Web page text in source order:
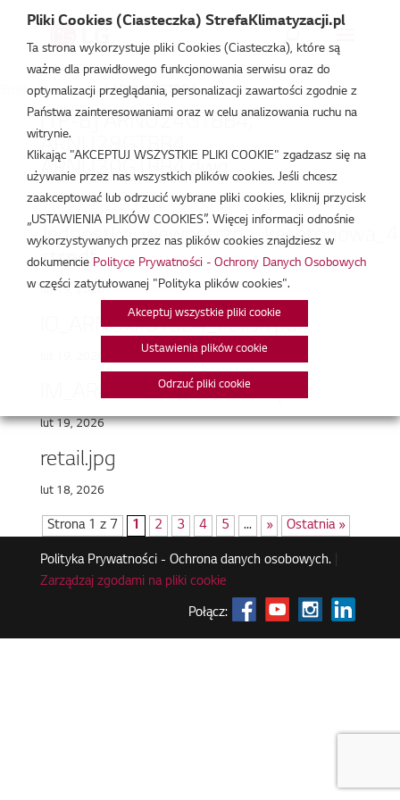
Strefa Klimatyzacji /ARNU28GTBB4
[TP-B] ARNU24GTBB4,
ARNU28GTBB4,
ARNU30GTBB4.dwg
lut 19, 2026
str.pdf
lut 19, 2026
IO_ARNUxxGTBB4_Polish.pdf
IM_ARNUxxGTBB4_Polish.pdf
lut 19, 2026
retail.jpg
lut 18, 2026
Strona 1 z 7 1 2 3 4 5 ... » Ostatnia »
Polityka Prywatności - Ochrona danych osobowych.|
Zarządzaj zgodami na pliki cookie
Połącz:
Pliki Cookies (Ciasteczka) StrefaKlimatyzacji.pl
Ta strona wykorzystuje pliki Cookies (Ciasteczka), które są
ważne dla prawidłowego funkcjonowania serwisu oraz do
optymalizacji przeglądania, personalizacji zawartości zgodnie z
Państwa zainteresowaniami oraz w celu analizowania ruchu na
witrynie.
Klikając "AKCEPTUJ WSZYSTKIE PLIKI COOKIE" zgadzasz się na
używanie przez nas wszystkich plików cookies. Jeśli chcesz
zaakceptować lub odrzucić wybrane pliki cookies, kliknij przycisk
„USTAWIENIA PLIKÓW COOKIES”. Więcej informacji odnośnie
wykorzystywanych przez nas plików cookies znajdziesz w
dokumencie Polityce Prywatności - Ochrony Danych Osobowych
w części zatytułowanej "Polityka plików cookies".
Akceptuj wszystkie pliki cookie
Ustawienia plików cookie
Odrzuć pliki cookie